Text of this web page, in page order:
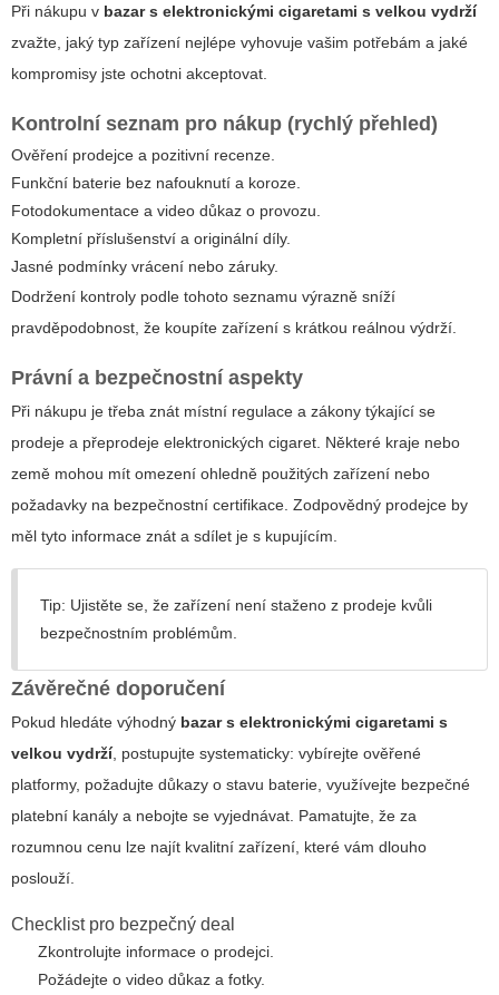
Při nákupu v bazar s elektronickými cigaretami s velkou vydrží
zvažte, jaký typ zařízení nejlépe vyhovuje vašim potřebám a jaké
kompromisy jste ochotni akceptovat.
Kontrolní seznam pro nákup (rychlý přehled)
Ověření prodejce a pozitivní recenze.
Funkční baterie bez nafouknutí a koroze.
Fotodokumentace a video důkaz o provozu.
Kompletní příslušenství a originální díly.
Jasné podmínky vrácení nebo záruky.
Dodržení kontroly podle tohoto seznamu výrazně sníží
pravděpodobnost, že koupíte zařízení s krátkou reálnou výdrží.
Právní a bezpečnostní aspekty
Při nákupu je třeba znát místní regulace a zákony týkající se
prodeje a přeprodeje elektronických cigaret. Některé kraje nebo
země mohou mít omezení ohledně použitých zařízení nebo
požadavky na bezpečnostní certifikace. Zodpovědný prodejce by
měl tyto informace znát a sdílet je s kupujícím.
Tip: Ujistěte se, že zařízení není staženo z prodeje kvůli
bezpečnostním problémům.
Závěrečné doporučení
Pokud hledáte výhodný bazar s elektronickými cigaretami s
velkou vydrží, postupujte systematicky: vybírejte ověřené
platformy, požadujte důkazy o stavu baterie, využívejte bezpečné
platební kanály a nebojte se vyjednávat. Pamatujte, že za
rozumnou cenu lze najít kvalitní zařízení, které vám dlouho
poslouží.
Checklist pro bezpečný deal
Zkontrolujte informace o prodejci.
Požádejte o video důkaz a fotky.